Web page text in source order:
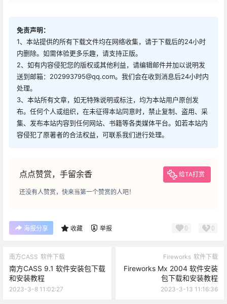
免责声明：
1、本站提供的所有下载文件均在网络收集，请于下载后的24小时
内删除。如需体验更多乐趣，请支持正版。
2、如有内容侵犯您的版权或其他利益，请编辑邮件并加以说明发
送到邮箱：202993795@qq.com。我们会在收到消息后24小时内
处理。
3、本站所有文章，如无特殊说明或标注，均为本站用户原创发
布。任何个人或组织，在未征得本站同意时，禁止复制、盗用、采
集、发布本站内容到任何网站、书籍等各类媒体平台。如若本站内
容侵犯了原著者的合法权益，可联系我们进行处理。
点点赞赏，手留余香 给TA打赏
还没有人赞赏，快来当第一个赞赏的人吧！
海报分享 收藏 举报 0 0
南方CASS 软件下载
南方CASS 9.1 软件安装包下载
和安装教程
2023-3-8 11:02:27
Fireworks 软件下载
Fireworks Mx 2004 软件安装
包下载和安装教程
2023-3-13 11:16:36